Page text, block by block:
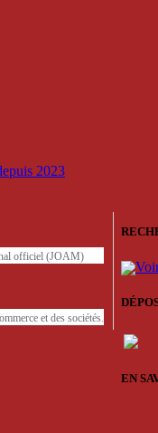
2023
officiel (JOAM)
et des sociétés.
EN